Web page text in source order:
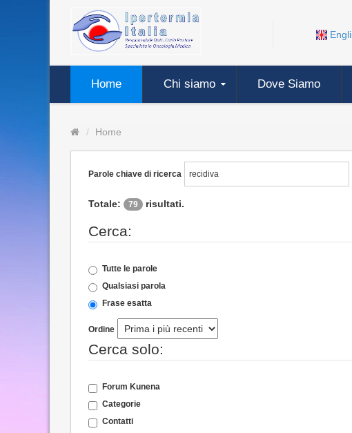
Home Chi siamo Dove Siamo
Home
Parole chiave di ricerca
Totale: 79 risultati.
Cerca:
Tutte le parole
Qualsiasi parola
Frase esatta
Ordine
Cerca solo:
Forum Kunena
Categorie
Contatti